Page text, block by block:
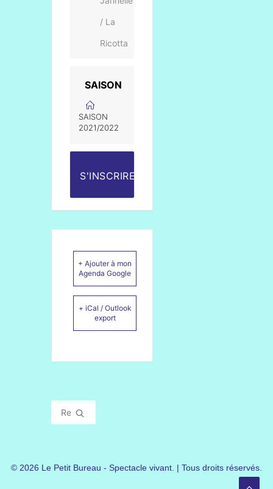
/ La
Ricotta
SAISON
SAISON
2021/2022
S'INSCRIRE
+ Ajouter à mon
Agenda Google
+ iCal / Outlook
export
© 2026 Le Petit Bureau - Spectacle vivant. | Tous droits réservés.